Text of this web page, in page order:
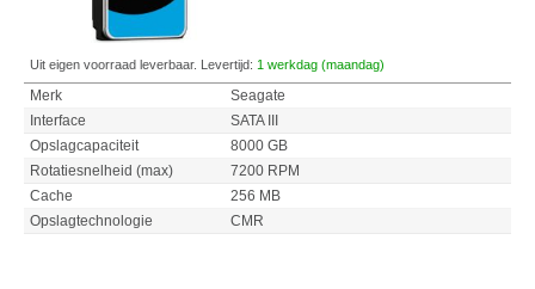
Uit eigen voorraad leverbaar. Levertijd: 1 werkdag (maandag)
Merk
Seagate
Interface
SATA III
Opslagcapaciteit
8000 GB
Rotatiesnelheid (max)
7200 RPM
Cache
256 MB
Opslagtechnologie
CMR